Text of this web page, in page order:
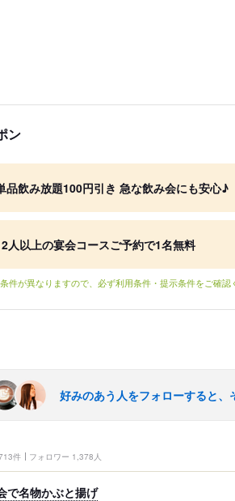
ン
品飲み放題100円引き 急な飲み会にも安心♪
人以上の宴会コースご予約で1名無料
件が異なりますので、必ず利用条件・提示条件をご確認
好みのあう人をフォローすると、
件 フォロワー 1,378人
で名物かぶと揚げ